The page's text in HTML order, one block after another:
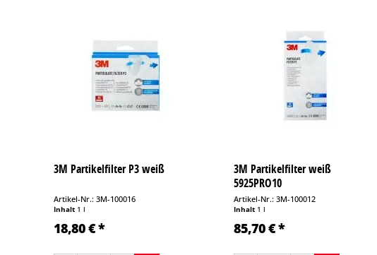
3M Partikelfilter P3 weiß
Artikel-Nr.: 3M-100016
Inhalt 1 l
18,80 € *
3M Partikelfilter weiß
5925PRO10
Artikel-Nr.: 3M-100012
Inhalt 1 l
85,70 € *